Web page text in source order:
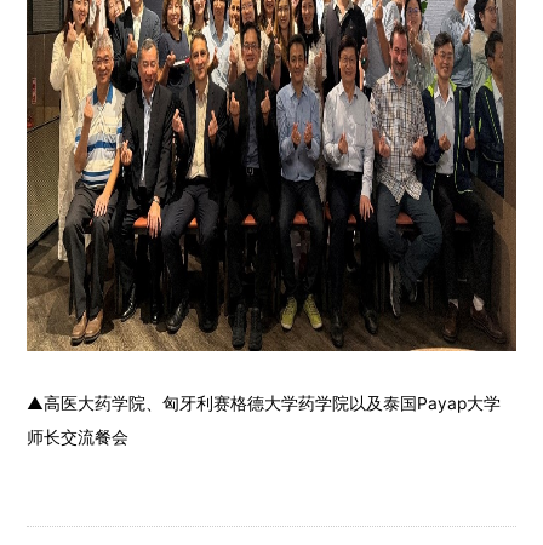
▲高医大药学院、匈牙利赛格德大学药学院以及泰国Payap大学
师长交流餐会